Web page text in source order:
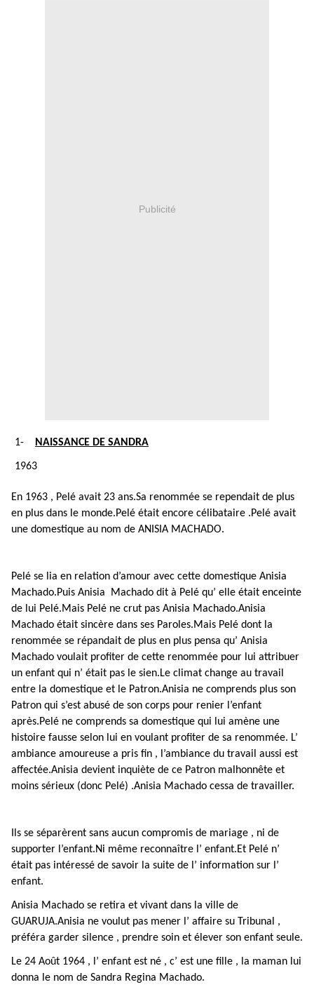
Publicité
1- NAISSANCE DE SANDRA
1963
En 1963 , Pelé avait 23 ans.Sa renommée se rependait de plus
en plus dans le monde.Pelé était encore célibataire .Pelé avait
une domestique au nom de ANISIA MACHADO.
Pelé se lia en relation d’amour avec cette domestique Anisia
Machado.Puis Anisia Machado dit à Pelé qu’ elle était enceinte
de lui Pelé.Mais Pelé ne crut pas Anisia Machado.Anisia
Machado était sincère dans ses Paroles.Mais Pelé dont la
renommée se répandait de plus en plus pensa qu’ Anisia
Machado voulait profiter de cette renommée pour lui attribuer
un enfant qui n’ était pas le sien.Le climat change au travail
entre la domestique et le Patron.Anisia ne comprends plus son
Patron qui s’est abusé de son corps pour renier l’enfant
après.Pelé ne comprends sa domestique qui lui amène une
histoire fausse selon lui en voulant profiter de sa renommée. L’
ambiance amoureuse a pris fin , l’ambiance du travail aussi est
affectée.Anisia devient inquiète de ce Patron malhonnête et
moins sérieux (donc Pelé) .Anisia Machado cessa de travailler.
Ils se séparèrent sans aucun compromis de mariage , ni de
supporter l’enfant.Ni même reconnaître l’ enfant.Et Pelé n’
était pas intéressé de savoir la suite de l’ information sur l’
enfant.
Anisia Machado se retira et vivant dans la ville de
GUARUJA.Anisia ne voulut pas mener l’ affaire su Tribunal ,
préféra garder silence , prendre soin et élever son enfant seule.
Le 24 Août 1964 , l’ enfant est né , c’ est une fille , la maman lui
donna le nom de Sandra Regina Machado.